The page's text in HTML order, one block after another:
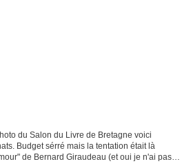
du Salon du Livre de Bretagne voici
Budget sérré mais la tentation était là
de Bernard Giraudeau (et oui je n'ai pas